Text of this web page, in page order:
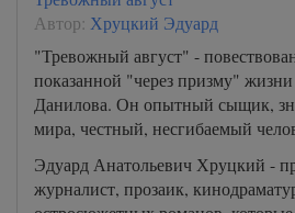
Автор: Хруцкий Эдуард
"Тревожный август" -
показанной "через призму" жизни
Данилова. Он опытный сыщик,
мира, честный, несгибаемый
Эдуард Анатольевич Хруцкий -
журналист, прозаик,